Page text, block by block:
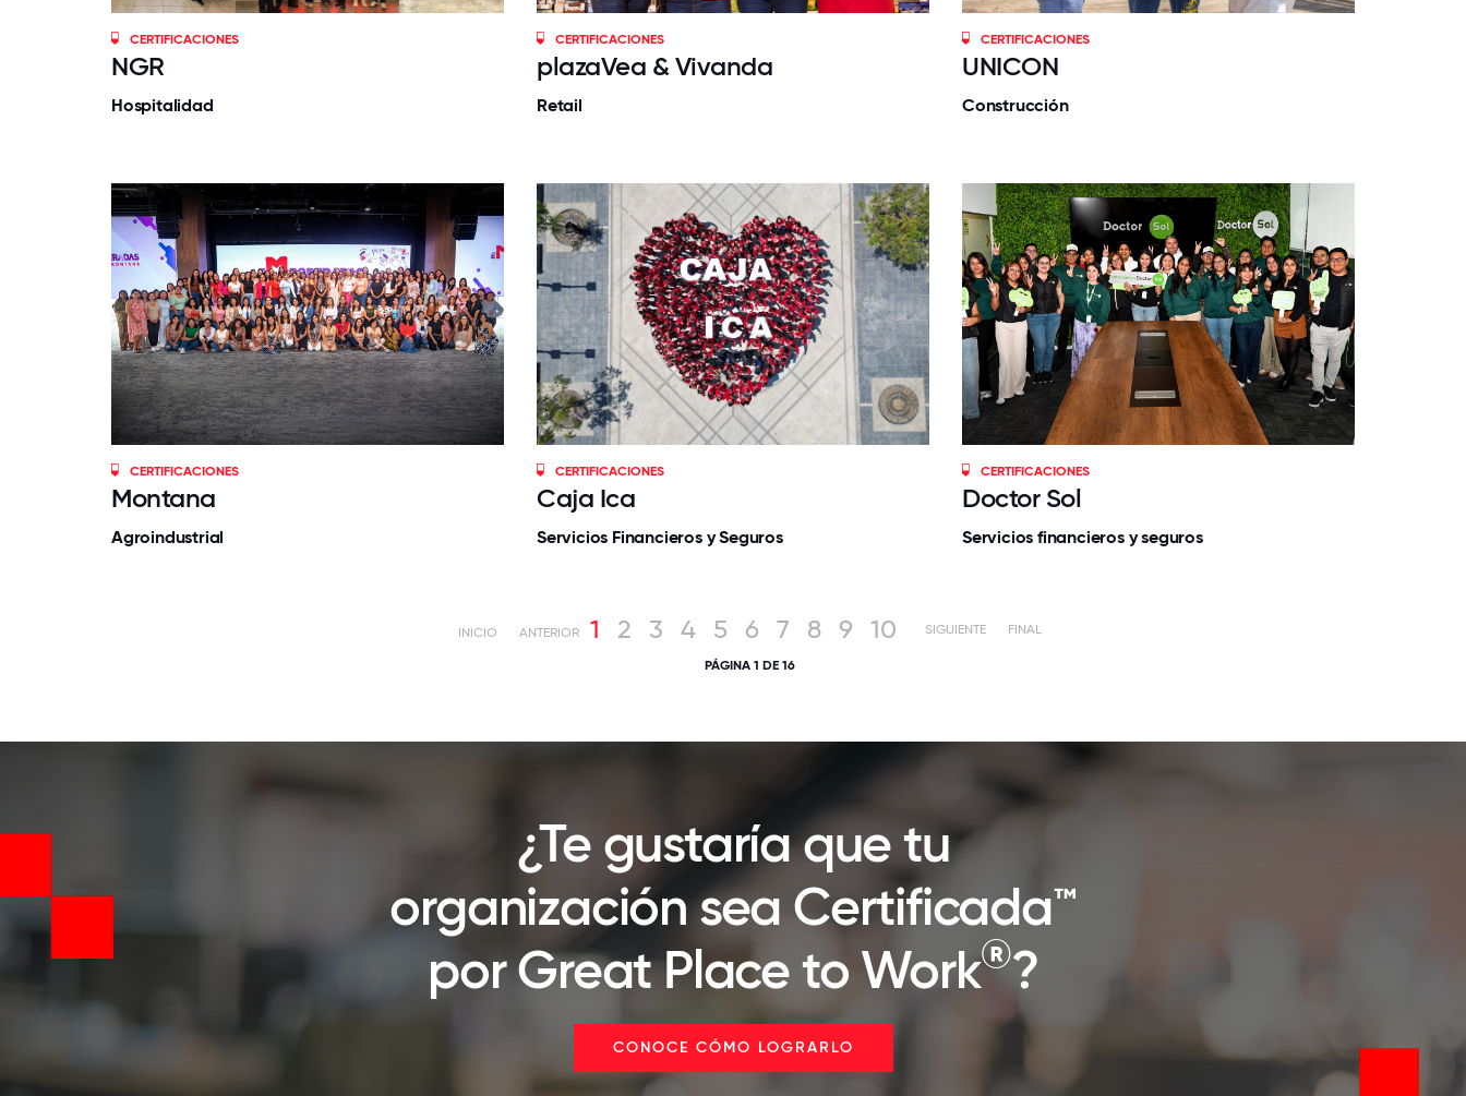
CERTIFICACIONES
NGR
Hospitalidad
CERTIFICACIONES
plazaVea & Vivanda
Retail
CERTIFICACIONES
UNICON
Construcción
CERTIFICACIONES
Montana
Agroindustrial
CERTIFICACIONES
Caja Ica
Servicios Financieros y Seguros
CERTIFICACIONES
Doctor Sol
Servicios financieros y seguros
INICIO ANTERIOR 1 2 3 4 5 6 7 8 9 10 SIGUIENTE FINAL
PÁGINA 1 DE 16
¿Te gustaría que tu
organización sea Certificada™
por Great Place to Work®?
CONOCE CÓMO LOGRARLO